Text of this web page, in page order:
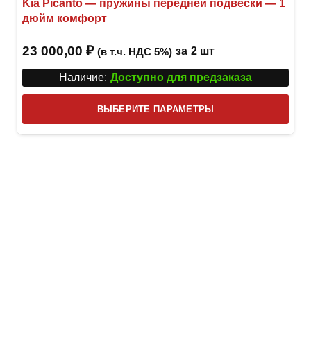
Kia Picanto — пружины передней подвески — 1
дюйм комфорт
23 000,00 ₽ (в т.ч. НДС 5%) за 2 шт
Наличие: Доступно для предзаказа
ВЫБЕРИТЕ ПАРАМЕТРЫ
товар